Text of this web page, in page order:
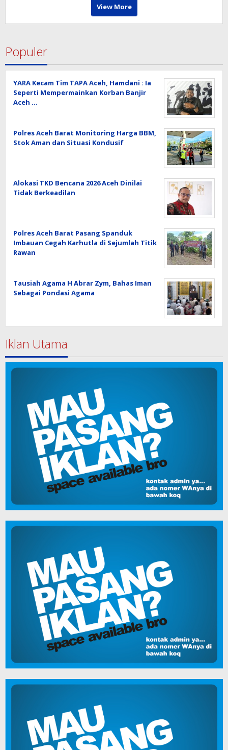
View More
Populer
YARA Kecam Tim TAPA Aceh, Hamdani : Ia
Seperti Mempermainkan Korban Banjir
Aceh …
Polres Aceh Barat Monitoring Harga BBM,
Stok Aman dan Situasi Kondusif
Alokasi TKD Bencana 2026 Aceh Dinilai
Tidak Berkeadilan
Polres Aceh Barat Pasang Spanduk
Imbauan Cegah Karhutla di Sejumlah Titik
Rawan
Tausiah Agama H Abrar Zym, Bahas Iman
Sebagai Pondasi Agama
Iklan Utama